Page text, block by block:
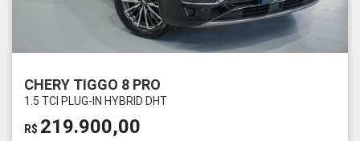
CHERY TIGGO 8 PRO
1.5 TCI PLUG-IN HYBRID DHT
R$ 219.900,00